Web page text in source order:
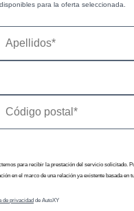
para la oferta seleccionada.
para recibir la prestación del servicio solicitado.
en el marco de una relación ya existente basada en
de privacidad de AutoXY